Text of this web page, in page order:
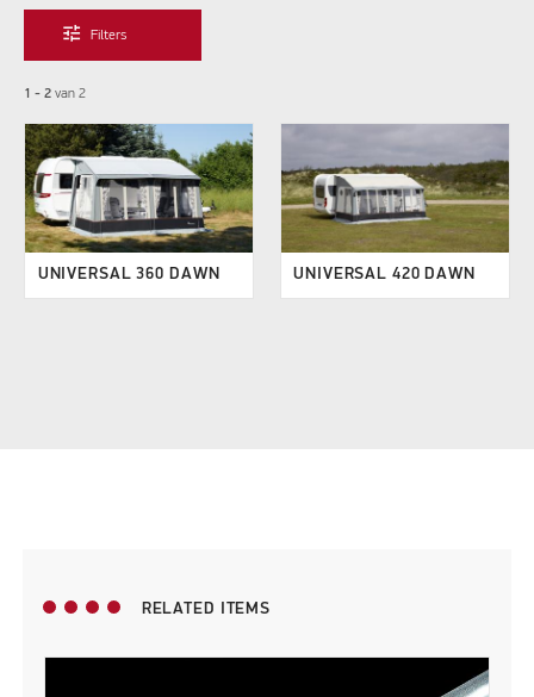
tune Filters
1 - 2van 2
UNIVERSAL 360 DAWN UNIVERSAL 420 DAWN
RELATED ITEMS